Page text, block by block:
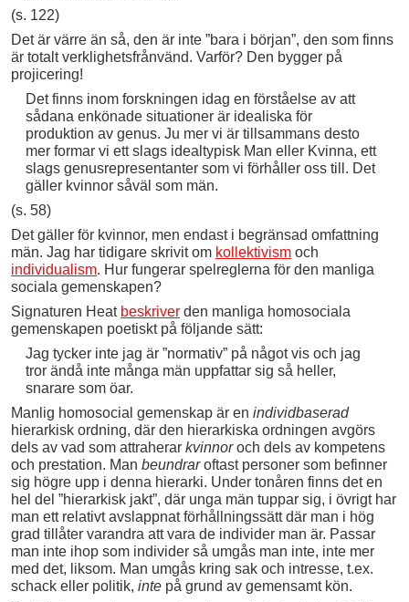
(s. 122)
Det är värre än så, den är inte ”bara i början”, den som finns
är totalt verklighetsfrånvänd. Varför? Den bygger på
projicering!
Det finns inom forskningen idag en förståelse av att
sådana enkönade situationer är idealiska för
produktion av genus. Ju mer vi är tillsammans desto
mer formar vi ett slags idealtypisk Man eller Kvinna, ett
slags genusrepresentanter som vi förhåller oss till. Det
gäller kvinnor såväl som män.
(s. 58)
Det gäller för kvinnor, men endast i begränsad omfattning
män. Jag har tidigare skrivit om kollektivism och
individualism. Hur fungerar spelreglerna för den manliga
sociala gemenskapen?
Signaturen Heat beskriver den manliga homosociala
gemenskapen poetiskt på följande sätt:
Jag tycker inte jag är ”normativ” på något vis och jag
tror ändå inte många män uppfattar sig så heller,
snarare som öar.
Manlig homosocial gemenskap är en individbaserad
hierarkisk ordning, där den hierarkiska ordningen avgörs
dels av vad som attraherar kvinnoroch dels av kompetens
och prestation. Man beundraroftast personer som befinner
sig högre upp i denna hierarki. Under tonåren finns det en
hel del ”hierarkisk jakt”, där unga män tuppar sig, i övrigt har
man ett relativt avslappnat förhållningssätt där man i hög
grad tillåter varandra att vara de individer man är. Passar
man inte ihop som individer så umgås man inte, inte mer
med det, liksom. Man umgås kring sak och intresse, t.ex.
schack eller politik, inte på grund av gemensamt kön.